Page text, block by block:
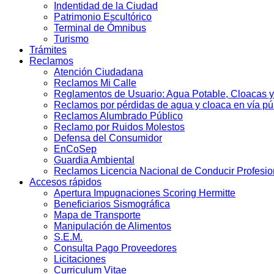
Indentidad de la Ciudad
Patrimonio Escultórico
Terminal de Ómnibus
Turismo
Trámites
Reclamos
Atención Ciudadana
Reclamos Mi Calle
Reglamentos de Usuario: Agua Potable, Cloacas
Reclamos por pérdidas de agua y cloaca en vía
Reclamos Alumbrado Público
Reclamo por Ruidos Molestos
Defensa del Consumidor
EnCoSep
Guardia Ambiental
Reclamos Licencia Nacional de Conducir
Accesos rápidos
Apertura Impugnaciones Scoring Hermitte
Beneficiarios Sismográfica
Mapa de Transporte
Manipulación de Alimentos
S.E.M.
Consulta Pago Proveedores
Licitaciones
Curriculum Vitae